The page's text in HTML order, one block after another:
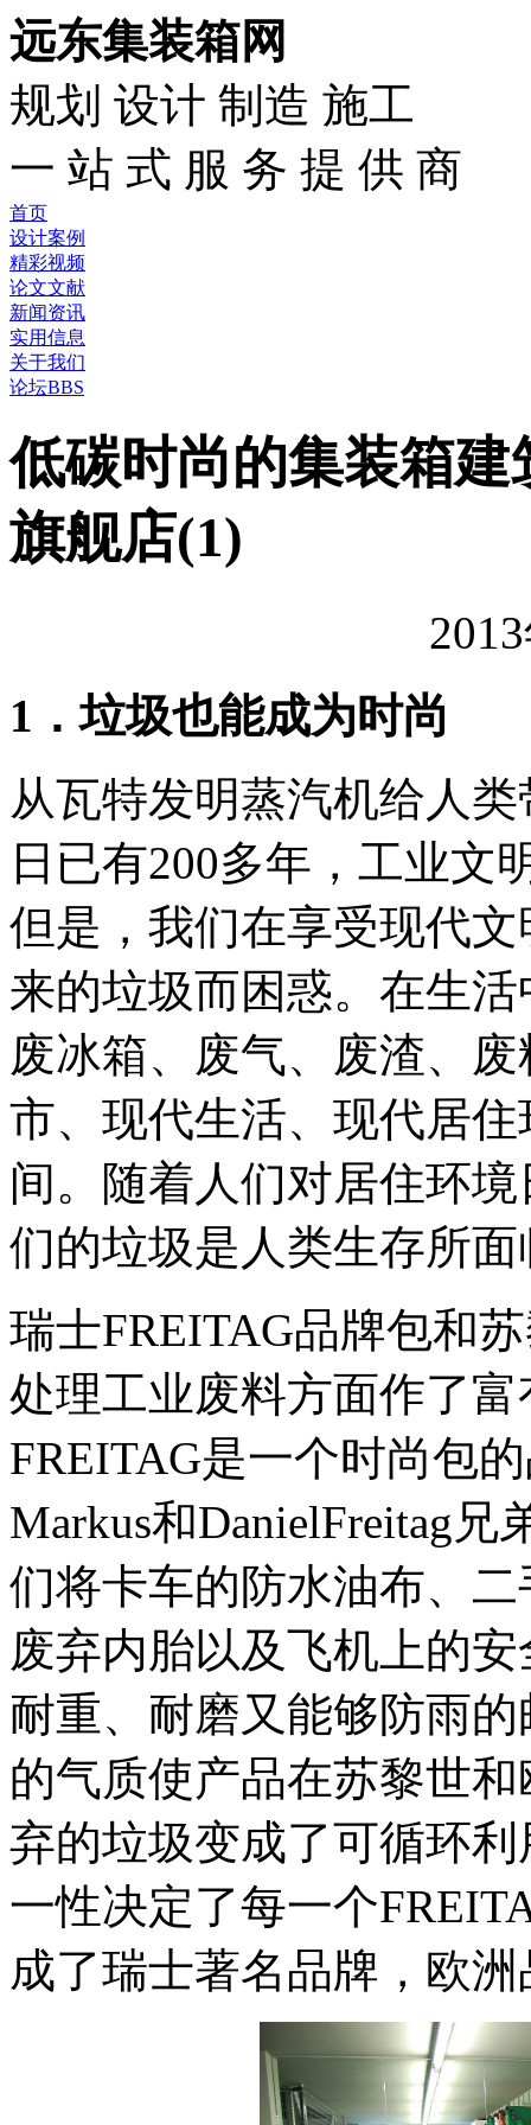
远东集装箱网
规划 设计 制造 施工
一 站 式 服 务 提 供 商
首页
设计案例
精彩视频
论文文献
新闻资讯
实用信息
关于我们
论坛BBS
低碳时尚的集装箱
旗舰店(1)
1．垃圾也能成为时尚
从瓦特发明蒸汽机给人
日已有200多年，工业文
但是，我们在享受现代
来的垃圾而困惑。在生
废冰箱、废气、废渣、
市、现代生活、现代居
间。随着人们对居住环
们的垃圾是人类生存所
瑞士FREITAG品牌包和
处理工业废料方面作了
FREITAG是一个时尚包
Markus和DanielFreitag
们将卡车的防水油布、
废弃内胎以及飞机上的
耐重、耐磨又能够防雨
的气质使产品在苏黎世
弃的垃圾变成了可循环
一性决定了每一个
成了瑞士著名品牌，欧